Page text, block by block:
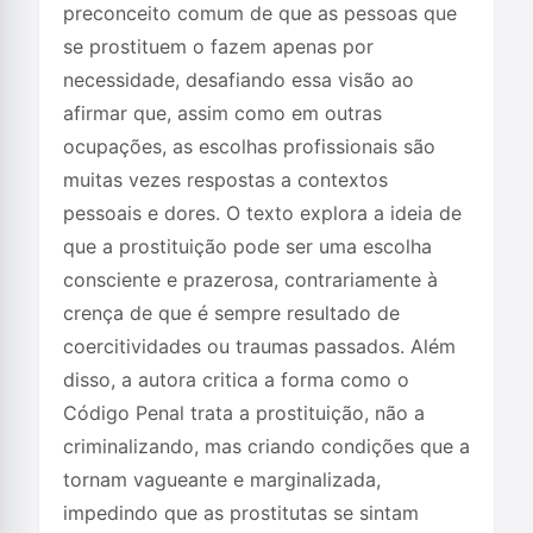
preconceito comum de que as pessoas que
se prostituem o fazem apenas por
necessidade, desafiando essa visão ao
afirmar que, assim como em outras
ocupações, as escolhas profissionais são
muitas vezes respostas a contextos
pessoais e dores. O texto explora a ideia de
que a prostituição pode ser uma escolha
consciente e prazerosa, contrariamente à
crença de que é sempre resultado de
coercitividades ou traumas passados. Além
disso, a autora critica a forma como o
Código Penal trata a prostituição, não a
criminalizando, mas criando condições que a
tornam vagueante e marginalizada,
impedindo que as prostitutas se sintam